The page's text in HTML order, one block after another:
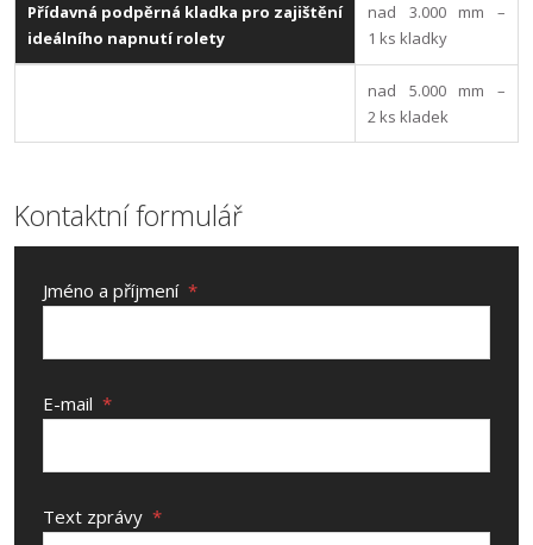
Přídavná podpěrná kladka pro zajištění
ideálního napnutí rolety
nad 3.000 mm –
1 ks kladky
nad 5.000 mm –
2 ks kladek
Kontaktní formulář
Jméno a příjmení *
E-mail *
Text zprávy *